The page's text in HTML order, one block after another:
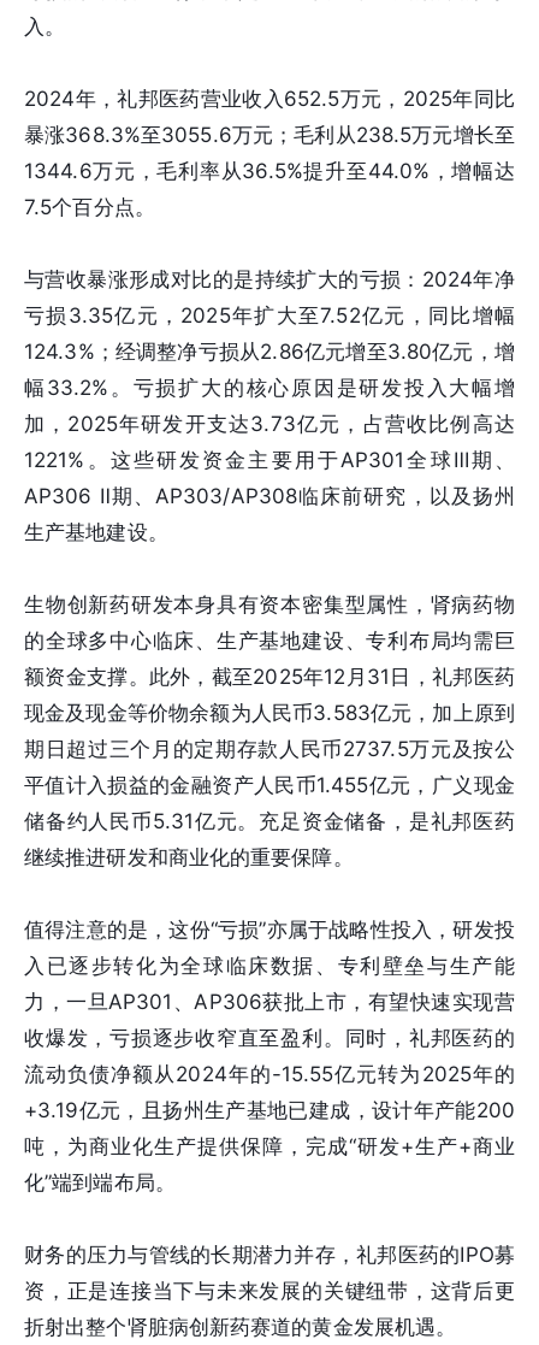
入。
2024年，礼邦医药营业收入652.5万元，2025年同比
暴涨368.3%至3055.6万元；毛利从238.5万元增长至
1344.6万元，毛利率从36.5%提升至44.0%，增幅达
7.5个百分点。
与营收暴涨形成对比的是持续扩大的亏损：2024年净
亏损3.35亿元，2025年扩大至7.52亿元，同比增幅
124.3%；经调整净亏损从2.86亿元增至3.80亿元，增
幅33.2%。亏损扩大的核心原因是研发投入大幅增
加，2025年研发开支达3.73亿元，占营收比例高达
1221%。这些研发资金主要用于AP301全球Ⅲ期、
AP306 Ⅱ期、AP303/AP308临床前研究，以及扬州
生产基地建设。
生物创新药研发本身具有资本密集型属性，肾病药物
的全球多中心临床、生产基地建设、专利布局均需巨
额资金支撑。此外，截至2025年12月31日，礼邦医药
现金及现金等价物余额为人民币3.583亿元，加上原到
期日超过三个月的定期存款人民币2737.5万元及按公
平值计入损益的金融资产人民币1.455亿元，广义现金
储备约人民币5.31亿元。充足资金储备，是礼邦医药
继续推进研发和商业化的重要保障。
值得注意的是，这份“亏损”亦属于战略性投入，研发投
入已逐步转化为全球临床数据、专利壁垒与生产能
力，一旦AP301、AP306获批上市，有望快速实现营
收爆发，亏损逐步收窄直至盈利。同时，礼邦医药的
流动负债净额从2024年的-15.55亿元转为2025年的
+3.19亿元，且扬州生产基地已建成，设计年产能200
吨，为商业化生产提供保障，完成“研发+生产+商业
化”端到端布局。
财务的压力与管线的长期潜力并存，礼邦医药的IPO募
资，正是连接当下与未来发展的关键纽带，这背后更
折射出整个肾脏病创新药赛道的黄金发展机遇。